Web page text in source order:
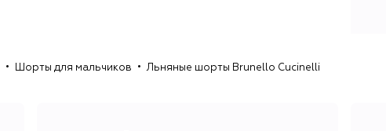
хлопок.
Шорты для мальчиков Льняные шорты Brunello Cucinelli